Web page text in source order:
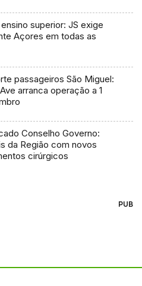
superior: JS exige
Açores em todas as
passageiros São Miguel:
arranca operação a 1
Conselho Governo:
da Região com novos
cirúrgicos
PUB